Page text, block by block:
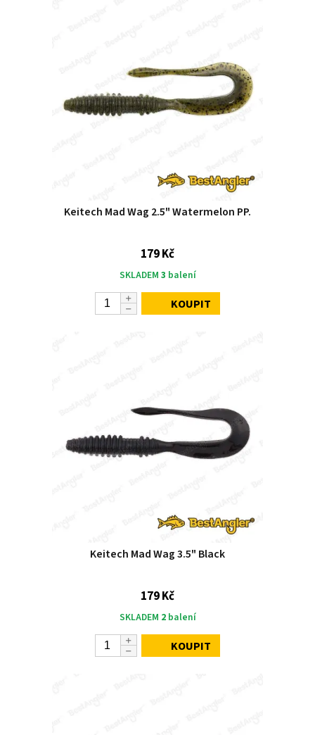
Keitech Mad Wag 2.5" Watermelon PP.
179 Kč
SKLADEM 3 balení
KOUPIT
Keitech Mad Wag 3.5" Black
179 Kč
SKLADEM 2balení
KOUPIT